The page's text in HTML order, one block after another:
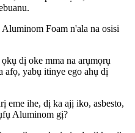
Foam n'ala na osisi
dị oke mma na arụmọrụ
afọ, yabụ itinye ego ahụ dị
eme ihe, dị ka ajị iko, asbesto,
Aluminom gị?